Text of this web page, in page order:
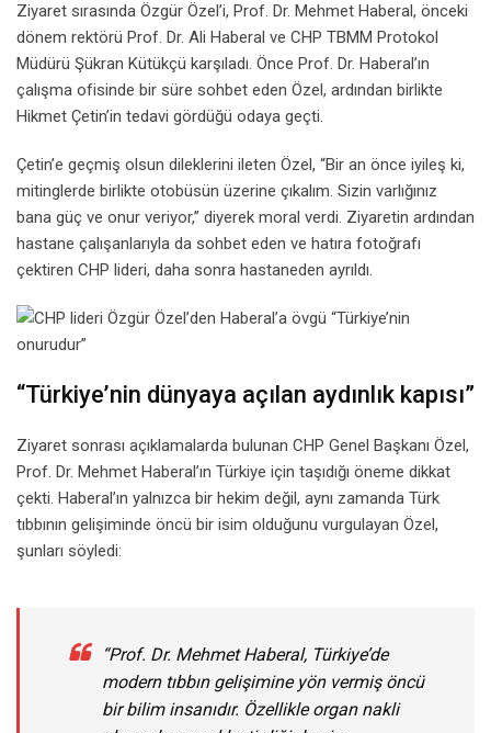
Ziyaret sırasında Özgür Özel’i, Prof. Dr. Mehmet Haberal, önceki
dönem rektörü Prof. Dr. Ali Haberal ve CHP TBMM Protokol
Müdürü Şükran Kütükçü karşıladı. Önce Prof. Dr. Haberal’ın
çalışma ofisinde bir süre sohbet eden Özel, ardından birlikte
Hikmet Çetin’in tedavi gördüğü odaya geçti.
Çetin’e geçmiş olsun dileklerini ileten Özel, “Bir an önce iyileş ki,
mitinglerde birlikte otobüsün üzerine çıkalım. Sizin varlığınız
bana güç ve onur veriyor,” diyerek moral verdi. Ziyaretin ardından
hastane çalışanlarıyla da sohbet eden ve hatıra fotoğrafı
çektiren CHP lideri, daha sonra hastaneden ayrıldı.
“Türkiye’nin dünyaya açılan aydınlık kapısı”
Ziyaret sonrası açıklamalarda bulunan CHP Genel Başkanı Özel,
Prof. Dr. Mehmet Haberal’ın Türkiye için taşıdığı öneme dikkat
çekti. Haberal’ın yalnızca bir hekim değil, aynı zamanda Türk
tıbbının gelişiminde öncü bir isim olduğunu vurgulayan Özel,
şunları söyledi:
“Prof. Dr. Mehmet Haberal, Türkiye’de
modern tıbbın gelişimine yön vermiş öncü
bir bilim insanıdır. Özellikle organ nakli